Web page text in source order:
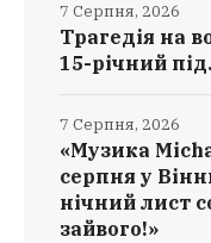
Трагедія на
15-річний
7 Серпня, 2026
«Музика
серпня у
нічний лист
зайвого!»
7 Серпня, 2026